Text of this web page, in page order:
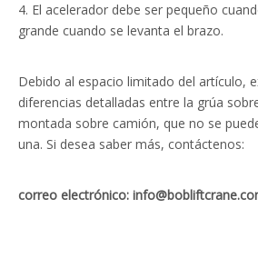
4. El acelerador debe ser pequeño
grande cuando se levanta el brazo.
Debido al espacio limitado del artículo,
diferencias detalladas entre la grúa
montada sobre camión, que no se
una. Si desea saber más, contáctenos:
correo electrónico: